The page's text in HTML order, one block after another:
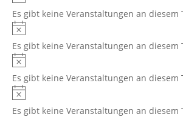
Es gibt keine Veranstaltungen an diesem
Es gibt keine Veranstaltungen an diesem
Es gibt keine Veranstaltungen an diesem
Es gibt keine Veranstaltungen an diesem